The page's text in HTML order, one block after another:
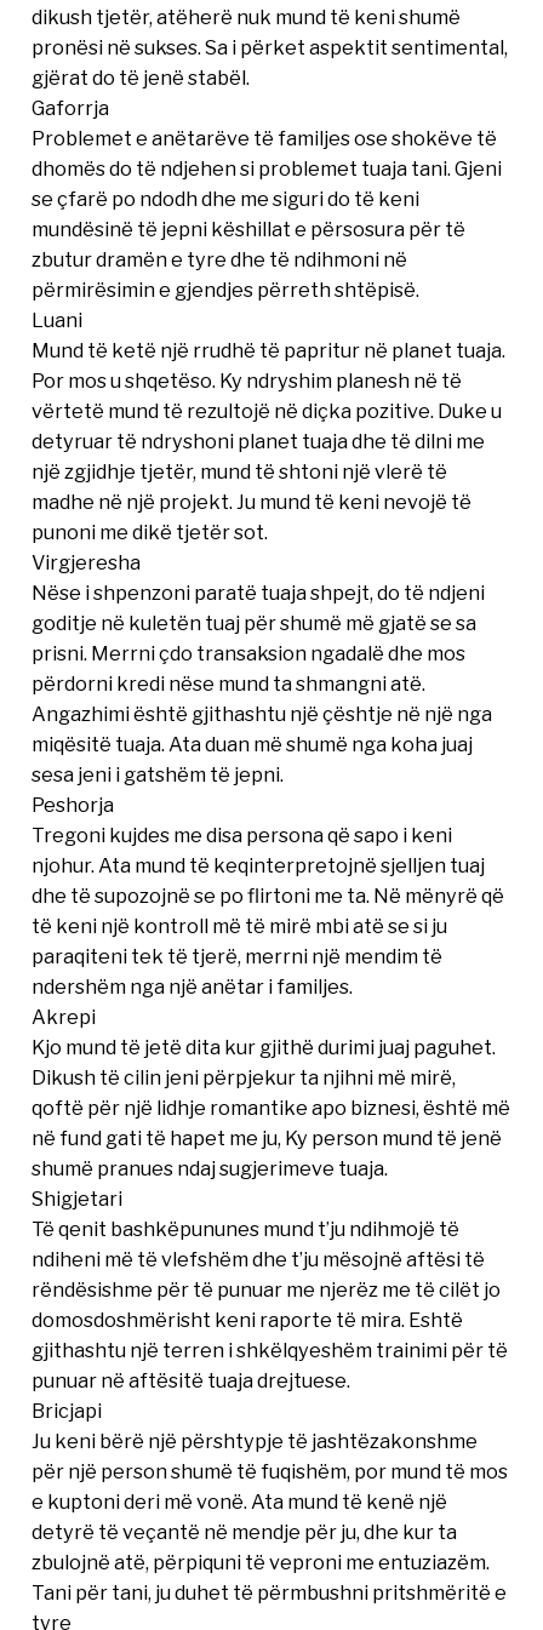
dikush tjetër, atëherë nuk mund të keni shumë
pronësi në sukses. Sa i përket aspektit sentimental,
gjërat do të jenë stabël.
Gaforrja
Problemet e anëtarëve të familjes ose shokëve të
dhomës do të ndjehen si problemet tuaja tani. Gjeni
se çfarë po ndodh dhe me siguri do të keni
mundësinë të jepni këshillat e përsosura për të
zbutur dramën e tyre dhe të ndihmoni në
përmirësimin e gjendjes përreth shtëpisë.
Luani
Mund të ketë një rrudhë të papritur në planet tuaja.
Por mos u shqetëso. Ky ndryshim planesh në të
vërtetë mund të rezultojë në diçka pozitive. Duke u
detyruar të ndryshoni planet tuaja dhe të dilni me
një zgjidhje tjetër, mund të shtoni një vlerë të
madhe në një projekt. Ju mund të keni nevojë të
punoni me dikë tjetër sot.
Virgjeresha
Nëse i shpenzoni paratë tuaja shpejt, do të ndjeni
goditje në kuletën tuaj për shumë më gjatë se sa
prisni. Merrni çdo transaksion ngadalë dhe mos
përdorni kredi nëse mund ta shmangni atë.
Angazhimi është gjithashtu një çështje në një nga
miqësitë tuaja. Ata duan më shumë nga koha juaj
sesa jeni i gatshëm të jepni.
Peshorja
Tregoni kujdes me disa persona që sapo i keni
njohur. Ata mund të keqinterpretojnë sjelljen tuaj
dhe të supozojnë se po flirtoni me ta. Në mënyrë që
të keni një kontroll më të mirë mbi atë se si ju
paraqiteni tek të tjerë, merrni një mendim të
ndershëm nga një anëtar i familjes.
Akrepi
Kjo mund të jetë dita kur gjithë durimi juaj paguhet.
Dikush të cilin jeni përpjekur ta njihni më mirë,
qoftë për një lidhje romantike apo biznesi, është më
në fund gati të hapet me ju, Ky person mund të jenë
shumë pranues ndaj sugjerimeve tuaja.
Shigjetari
Të qenit bashkëpununes mund t’ju ndihmojë të
ndiheni më të vlefshëm dhe t’ju mësojnë aftësi të
rëndësishme për të punuar me njerëz me të cilët jo
domosdoshmërisht keni raporte të mira. Eshtë
gjithashtu një terren i shkëlqyeshëm trainimi për të
punuar në aftësitë tuaja drejtuese.
Bricjapi
Ju keni bërë një përshtypje të jashtëzakonshme
për një person shumë të fuqishëm, por mund të mos
e kuptoni deri më vonë. Ata mund të kenë një
detyrë të veçantë në mendje për ju, dhe kur ta
zbulojnë atë, përpiquni të veproni me entuziazëm.
Tani për tani, ju duhet të përmbushni pritshmëritë e
tyre